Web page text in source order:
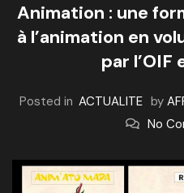
Animation : une
à l’animation en
par l’OIF
Posted in ACTUALITE by
No